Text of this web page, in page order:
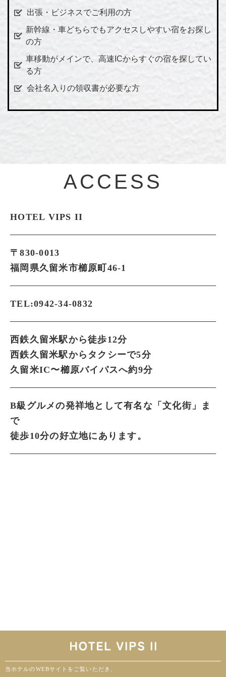
出張・ビジネスでご利用の方
新幹線・車どちらでもアクセスしやすい宿をお探し
の方
車移動がメインで、高速ICからすぐの宿を探してい
る方
会社名入りの領収書が必要な方
ACCESS
HOTEL VIPS II
〒830-0013
福岡県久留米市櫛原町46-1
TEL:0942-34-0832
西鉄久留米駅から徒歩12分
西鉄久留米駅からタクシーで5分
久留米IC〜櫛原バイパスへ約9分
B級グルメの発祥地として有名な「文化街」ま
で
徒歩10分の好立地にあります。
当ホテルのWEBサイトをご覧いただき、